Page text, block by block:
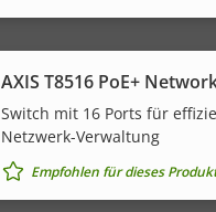
AXIS T8516 PoE+
Switch mit 16 Ports für
Netzwerk-Verwaltung
Empfohlen für dieses